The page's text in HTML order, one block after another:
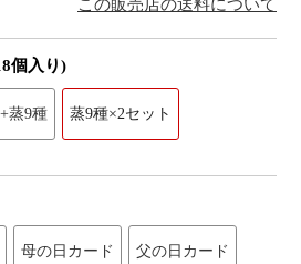
この販売店の送料について
個入り)
蒸9種 蒸9種×2セット
母の日カード 父の日カード